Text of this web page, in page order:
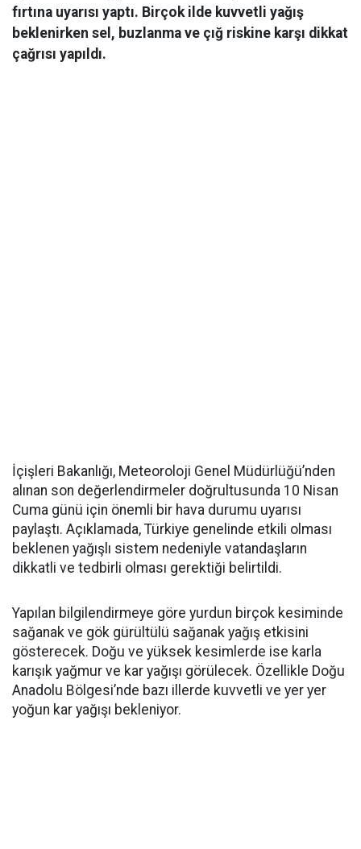
fırtına uyarısı yaptı. Birçok ilde kuvvetli yağış
beklenirken sel, buzlanma ve çığ riskine karşı dikkat
çağrısı yapıldı.
İçişleri Bakanlığı, Meteoroloji Genel Müdürlüğü’nden
alınan son değerlendirmeler doğrultusunda 10 Nisan
Cuma günü için önemli bir hava durumu uyarısı
paylaştı. Açıklamada, Türkiye genelinde etkili olması
beklenen yağışlı sistem nedeniyle vatandaşların
dikkatli ve tedbirli olması gerektiği belirtildi.
Yapılan bilgilendirmeye göre yurdun birçok kesiminde
sağanak ve gök gürültülü sağanak yağış etkisini
gösterecek. Doğu ve yüksek kesimlerde ise karla
karışık yağmur ve kar yağışı görülecek. Özellikle Doğu
Anadolu Bölgesi’nde bazı illerde kuvvetli ve yer yer
yoğun kar yağışı bekleniyor.